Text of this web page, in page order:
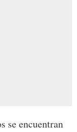
se encuentran